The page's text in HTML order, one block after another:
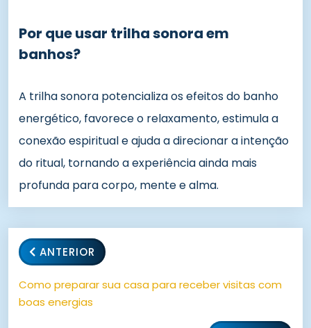
Por que usar trilha sonora em
banhos?
A trilha sonora potencializa os efeitos do banho
energético, favorece o relaxamento, estimula a
conexão espiritual e ajuda a direcionar a intenção
do ritual, tornando a experiência ainda mais
profunda para corpo, mente e alma.
ANTERIOR
Como preparar sua casa para receber visitas com
boas energias